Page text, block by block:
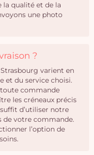
la qualité et de la
une photo
?
varient en
et du service choisi.
toute commande
les créneaux précis
d’utiliser notre
votre commande.
l’option de